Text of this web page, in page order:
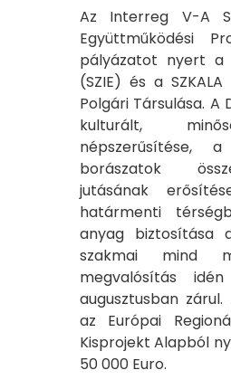
Az Interreg V-A
Együttműködési
pályázatot nyert a
(SZIE) és a
Polgári Társulása. A
kulturált,
népszerűsítése,
borászatok
jutásának
határmenti
anyag biztosítása
szakmai mind
megvalósítás
augusztusban
az Európai
Kisprojekt Alapból
50 000 Euro.